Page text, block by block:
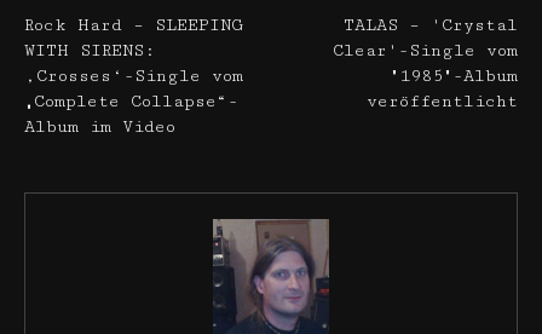
Rock Hard – SLEEPING
WITH SIRENS:
‚Crosses‘-Single vom
„Complete Collapse“-
Album im Video
TALAS – 'Crystal
Clear'-Single vom
"1985"-Album
veröffentlicht